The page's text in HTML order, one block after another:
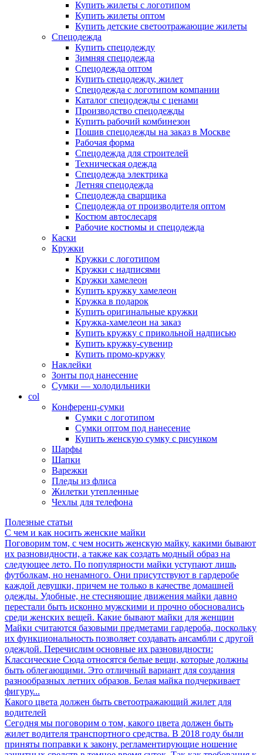
Купить жилеты с логотипом
Купить жилеты оптом
Купить детские светоотражающие жилеты
Спецодежда
Купить спецодежду
Зимняя спецодежда
Спецодежда оптом
Купить спецодежду, жилет
Спецодежда с логотипом компании
Каталог спецодежды с ценами
Производство спецодежды
Купить рабочий комбинезон
Пошив спецодежды на заказ в Москве
Рабочая форма
Спецодежда для строителей
Техническая одежда
Спецодежда электрика
Летняя спецодежда
Спецодежда сварщика
Спецодежда от производителя оптом
Костюм автослесаря
Рабочие костюмы и спецодежда
Каски
Кружки
Кружки с логотипом
Кружки с надписями
Кружки хамелеон
Купить кружку хамелеон
Кружка в подарок
Купить оригинальные кружки
Кружка-хамелеон на заказ
Купить кружку с прикольной надписью
Купить кружку-сувенир
Купить промо-кружку
Наклейки
Зонты под нанесение
Сумки — холодильники
col
Конференц-сумки
Сумки с логотипом
Сумки оптом под нанесение
Купить женскую сумку с рисунком
Шарфы
Шапки
Варежки
Пледы из флиса
Жилетки утепленные
Чехлы для телефона
Полезные статьи
С чем и как носить женские майки
Поговорим том, с чем носить женскую майку, какими бывают
их разновидности, а также как создать модный образ на
следующее лето. По популярности майки уступают лишь
футболкам, но ненамного. Они присутствуют в гардеробе
каждой девушки, причем не только в качестве домашней
одежды. Удобные, не стесняющие движения майки давно
перестали быть исконно мужскими и прочно обосновались
среди женских вещей. Какие бывают майки для женщин
Майки считаются базовыми предметами гардероба, поскольку
их функциональность позволяет создавать ансамбли с другой
одеждой. Перечислим основные их разновидности:
Классические Сюда относятся белые вещи, которые должны
быть облегающими. Это отличный вариант для создания
разнообразных летних образов. Белая майка подчеркивает
фигуру...
Какого цвета должен быть светоотражающий жилет для
водителей
Сегодня мы поговорим о том, какого цвета должен быть
жилет водителя транспортного средства. В 2018 году были
приняты поправки к закону, регламентирующие ношение